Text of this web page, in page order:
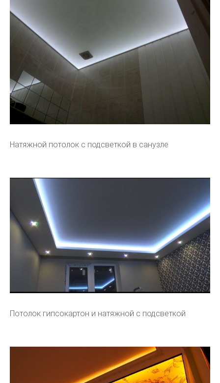
Натяжной потолок с подсветкой в санузле
Потолок гипсокартон и натяжной с подсветкой